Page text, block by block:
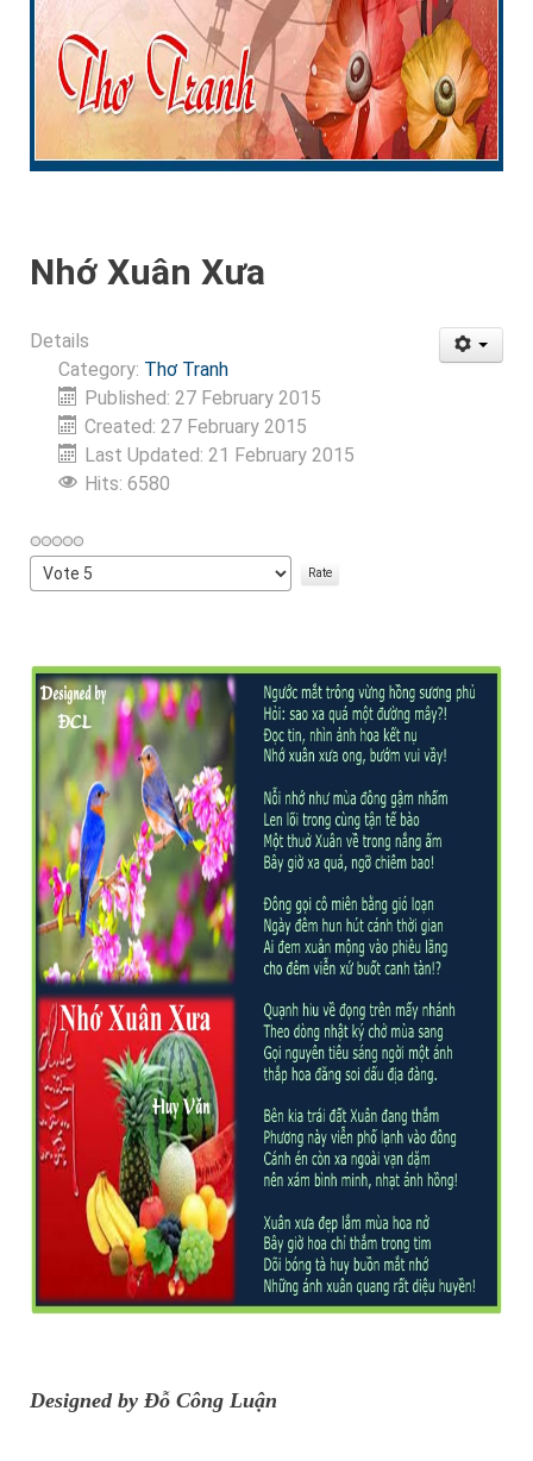
Nhớ Xuân Xưa
Details
Category: Thơ Tranh
Published: 27 February 2015
Created: 27 February 2015
Last Updated: 21 February 2015
Hits: 6580
Please
Rate
Designed by Đỗ Công Luận